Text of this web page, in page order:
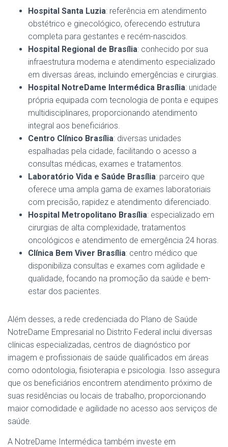
Hospital Santa Luzia: referência em atendimento
obstétrico e ginecológico, oferecendo estrutura
completa para gestantes e recém-nascidos.
Hospital Regional de Brasília: conhecido por sua
infraestrutura moderna e atendimento especializado
em diversas áreas, incluindo emergências e cirurgias.
Hospital NotreDame Intermédica Brasília: unidade
própria equipada com tecnologia de ponta e equipes
multidisciplinares, proporcionando atendimento
integral aos beneficiários.
Centro Clínico Brasília: diversas unidades
espalhadas pela cidade, facilitando o acesso a
consultas médicas, exames e tratamentos.
Laboratório Vida e Saúde Brasília: parceiro que
oferece uma ampla gama de exames laboratoriais
com precisão, rapidez e atendimento diferenciado.
Hospital Metropolitano Brasília: especializado em
cirurgias de alta complexidade, tratamentos
oncológicos e atendimento de emergência 24 horas.
Clínica Bem Viver Brasília: centro médico que
disponibiliza consultas e exames com agilidade e
qualidade, focando na promoção da saúde e bem-
estar dos pacientes.
Além desses, a rede credenciada do Plano de Saúde
NotreDame Empresarial no Distrito Federal inclui diversas
clínicas especializadas, centros de diagnóstico por
imagem e profissionais de saúde qualificados em áreas
como odontologia, fisioterapia e psicologia. Isso assegura
que os beneficiários encontrem atendimento próximo de
suas residências ou locais de trabalho, proporcionando
maior comodidade e agilidade no acesso aos serviços de
saúde.
A NotreDame Intermédica também investe em